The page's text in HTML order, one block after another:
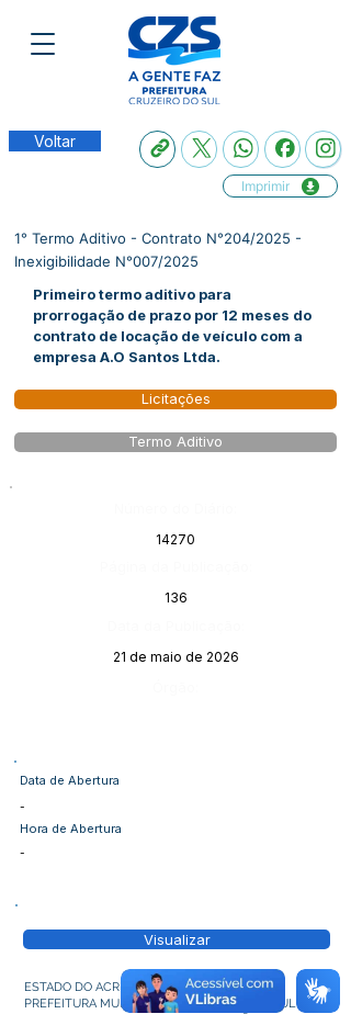
Voltar
Imprimir
1° Termo Aditivo - Contrato N°204/2025 -
Inexigibilidade N°007/2025
Primeiro termo aditivo para
prorrogação de prazo por 12 meses do
contrato de locação de veículo com a
empresa A.O Santos Ltda.
Licitações
Termo Aditivo
14270
136
21 de maio de 2026
Data de Abertura
-
Hora de Abertura
-
Visualizar
ESTADO DO ACRE
PREFEITURA MUNICIPAL DE CRUZEIRO DO SUL